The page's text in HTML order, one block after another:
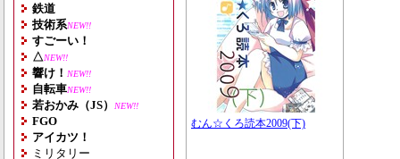
鉄道
技術系NEW!!
すごーい！
△NEW!!
響け！ NEW!!
自転車NEW!!
若おかみ（JS） NEW!!
FGO
アイカツ！
ミリタリー
むん☆くろ読本2009(下)